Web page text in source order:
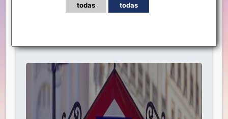
Nueva oficina de cambio de divisa
todas
todas